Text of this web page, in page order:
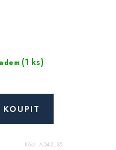
(1 ks)
Kód:A042L35